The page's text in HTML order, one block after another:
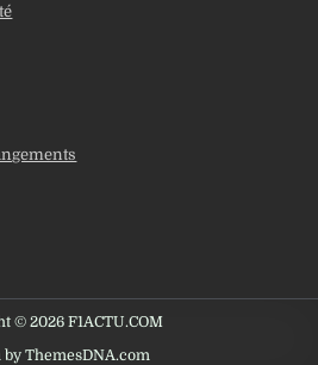
© 2026 F1ACTU.COM
by ThemesDNA.com